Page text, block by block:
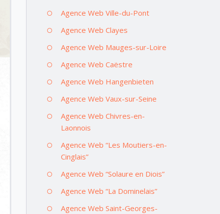
Agence Web Ville-du-Pont
Agence Web Clayes
Agence Web Mauges-sur-Loire
Agence Web Caëstre
Agence Web Hangenbieten
Agence Web Vaux-sur-Seine
Agence Web Chivres-en-
Laonnois
Agence Web “Les Moutiers-en-
Cinglais”
Agence Web “Solaure en Diois”
Agence Web “La Dominelais”
Agence Web Saint-Georges-